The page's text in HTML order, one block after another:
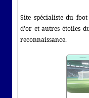
Site spécialiste du
d'or et autres étoiles
reconnaissance.